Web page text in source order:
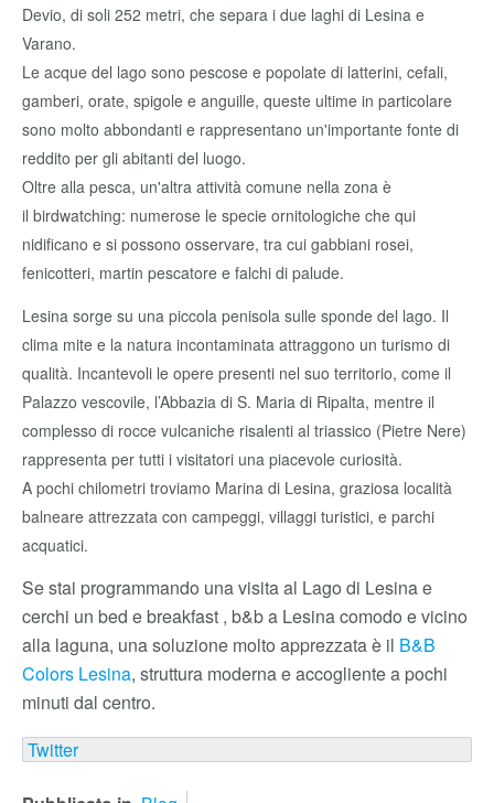
Devio, di soli 252 metri, che separa i due laghi di Lesina e
Varano.
Le acque del lago sono pescose e popolate di latterini, cefali,
gamberi, orate, spigole e anguille, queste ultime in particolare
sono molto abbondanti e rappresentano un'importante fonte di
reddito per gli abitanti del luogo.
Oltre alla pesca, un'altra attività comune nella zona è
il birdwatching: numerose le specie ornitologiche che qui
nidificano e si possono osservare, tra cui gabbiani rosei,
fenicotteri, martin pescatore e falchi di palude.
Lesina sorge su una piccola penisola sulle sponde del lago. Il
clima mite e la natura incontaminata attraggono un turismo di
qualità. Incantevoli le opere presenti nel suo territorio, come il
Palazzo vescovile, l’Abbazia di S. Maria di Ripalta, mentre il
complesso di rocce vulcaniche risalenti al triassico (Pietre Nere)
rappresenta per tutti i visitatori una piacevole curiosità.
A pochi chilometri troviamo Marina di Lesina, graziosa località
balneare attrezzata con campeggi, villaggi turistici, e parchi
acquatici.
Se stai programmando una visita al Lago di Lesina e
cerchi un bed e breakfast , b&b a Lesina comodo e vicino
alla laguna, una soluzione molto apprezzata è il B&B
Colors Lesina, struttura moderna e accogliente a pochi
minuti dal centro.
Twitter